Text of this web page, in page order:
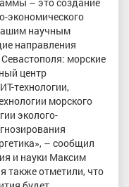
экономического
научным
направления
морские
центр
технологии,
морского
эколого-
– сообщил
и науки Максим
также отметили, что